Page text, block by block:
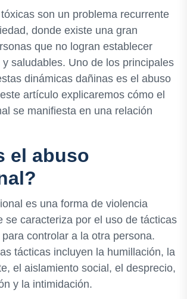
son un problema recurrente
donde existe una gran
que no logran establecer
saludables. Uno de los principales
dinámicas dañinas es el abuso
artículo explicaremos cómo el
se manifiesta en una relación
el abuso
es una forma de violencia
se caracteriza por el uso de tácticas
controlar a la otra persona.
tácticas incluyen la humillación, la
el aislamiento social, el desprecio,
y la intimidación.